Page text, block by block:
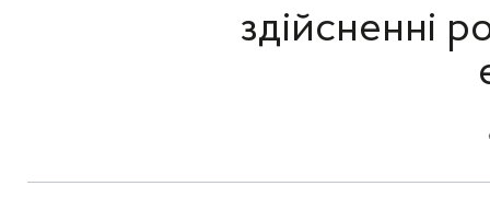
здійсненні